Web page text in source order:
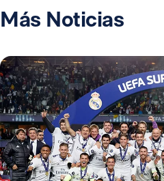
Más Noticias